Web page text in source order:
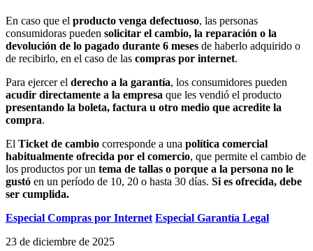
En caso que el producto venga defectuoso, las personas
consumidoras pueden solicitar el cambio, la reparación o la
devolución de lo pagado durante 6 meses de haberlo adquirido o
de recibirlo, en el caso de las compras por internet.
Para ejercer el derecho a la garantía, los consumidores pueden
acudir directamente a la empresa que les vendió el producto
presentando la boleta, factura u otro medio que acredite la
compra.
El Ticket de cambio corresponde a una política comercial
habitualmente ofrecida por el comercio, que permite el cambio de
los productos por un tema de tallas o porque a la persona no le
gustó en un período de 10, 20 o hasta 30 días. Si es ofrecida, debe
ser cumplida.
Especial Compras por Internet Especial Garantía Legal
23 de diciembre de 2025